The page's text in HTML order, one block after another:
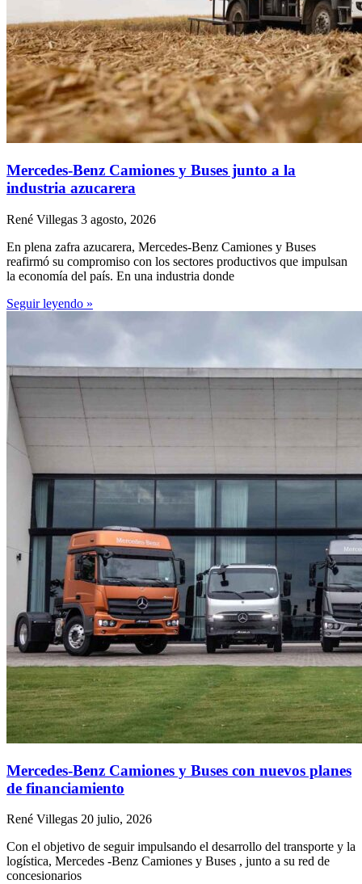
Mercedes-Benz Camiones y Buses junto a la
industria azucarera
René Villegas 3 agosto, 2026
En plena zafra azucarera, Mercedes-Benz Camiones y Buses
reafirmó su compromiso con los sectores productivos que impulsan
la economía del país. En una industria donde
Seguir leyendo »
Mercedes-Benz Camiones y Buses con nuevos planes
de financiamiento
René Villegas 20 julio, 2026
Con el objetivo de seguir impulsando el desarrollo del transporte y la
logística, Mercedes -Benz Camiones y Buses , junto a su red de
concesionarios